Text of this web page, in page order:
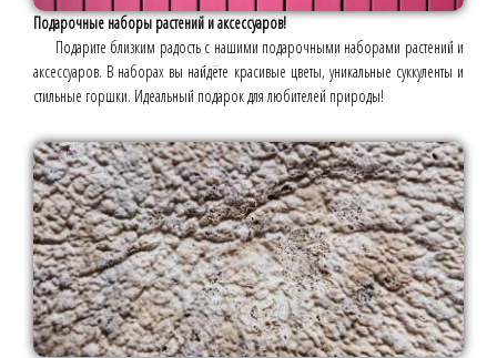
Подарочные наборы растений и аксессуаров!
Подарите близким радость с нашими подарочными наборами растений и
аксессуаров. В наборах вы найдёте красивые цветы, уникальные суккуленты и
стильные горшки. Идеальный подарок для любителей природы!